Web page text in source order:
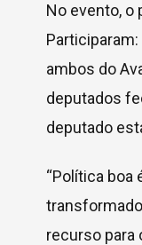
No evento, o
Participaram:
ambos do
deputados
deputado
“Política boa
recurso para